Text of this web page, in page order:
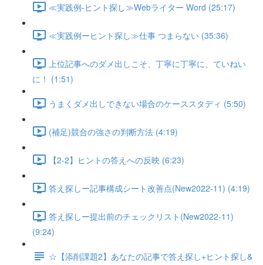
≪実践例-ヒント探し≫Webライター Word (25:17)
≪実践例ーヒント探し≫仕事 つまらない (35:36)
上位記事へのダメ出しこそ、丁寧に丁寧に、ていねい
に！ (1:51)
うまくダメ出しできない場合のケーススタディ (5:50)
(補足)競合の強さの判断方法 (4:19)
【2-2】ヒントの答えへの反映 (6:23)
答え探しー記事構成シート改善点(New2022-11) (4:19)
答え探しー提出前のチェックリスト(New2022-11)
(9:24)
☆【添削課題2】あなたの記事で答え探し+ヒント探し&